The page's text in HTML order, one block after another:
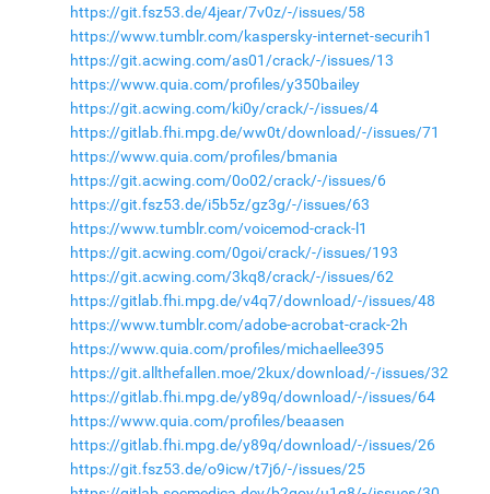
https://git.fsz53.de/4jear/7v0z/-/issues/58
https://www.tumblr.com/kaspersky-internet-securih1
https://git.acwing.com/as01/crack/-/issues/13
https://www.quia.com/profiles/y350bailey
https://git.acwing.com/ki0y/crack/-/issues/4
https://gitlab.fhi.mpg.de/ww0t/download/-/issues/71
https://www.quia.com/profiles/bmania
https://git.acwing.com/0o02/crack/-/issues/6
https://git.fsz53.de/i5b5z/gz3g/-/issues/63
https://www.tumblr.com/voicemod-crack-l1
https://git.acwing.com/0goi/crack/-/issues/193
https://git.acwing.com/3kq8/crack/-/issues/62
https://gitlab.fhi.mpg.de/v4q7/download/-/issues/48
https://www.tumblr.com/adobe-acrobat-crack-2h
https://www.quia.com/profiles/michaellee395
https://git.allthefallen.moe/2kux/download/-/issues/32
https://gitlab.fhi.mpg.de/y89q/download/-/issues/64
https://www.quia.com/profiles/beaasen
https://gitlab.fhi.mpg.de/y89q/download/-/issues/26
https://git.fsz53.de/o9icw/t7j6/-/issues/25